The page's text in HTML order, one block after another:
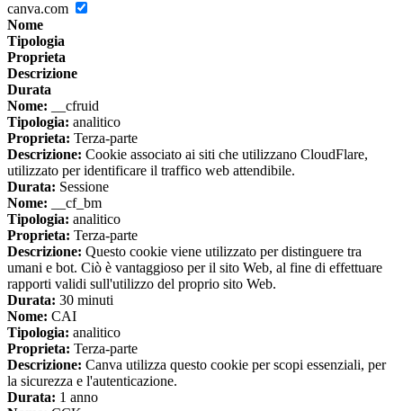
canva.com
Nome
Tipologia
Proprieta
Descrizione
Durata
Nome: __cfruid
Tipologia: analitico
Proprieta: Terza-parte
Descrizione: Cookie associato ai siti che utilizzano CloudFlare,
utilizzato per identificare il traffico web attendibile.
Durata: Sessione
Nome: __cf_bm
Tipologia: analitico
Proprieta: Terza-parte
Descrizione: Questo cookie viene utilizzato per distinguere tra
umani e bot. Ciò è vantaggioso per il sito Web, al fine di effettuare
rapporti validi sull'utilizzo del proprio sito Web.
Durata: 30 minuti
Nome: CAI
Tipologia: analitico
Proprieta: Terza-parte
Descrizione: Canva utilizza questo cookie per scopi essenziali, per
la sicurezza e l'autenticazione.
Durata: 1 anno